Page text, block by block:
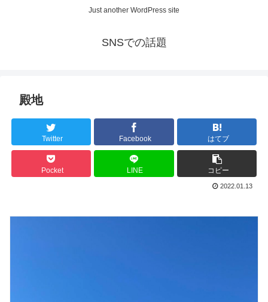
Just another WordPress site
SNSでの話題
殿地
Twitter Facebook はてブ
Pocket LINE コピー
2022.01.13